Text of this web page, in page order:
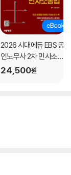
2026 시대에듀 EBS 공
인노무사 2차 민사소송
법
24,500원